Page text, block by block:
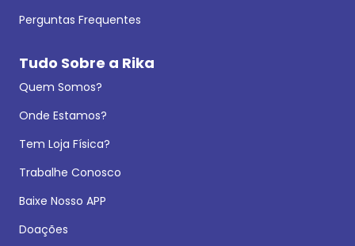
Perguntas Frequentes
Tudo Sobre a Rika
Quem Somos?
Onde Estamos?
Tem Loja Física?
Trabalhe Conosco
Baixe Nosso APP
Doações